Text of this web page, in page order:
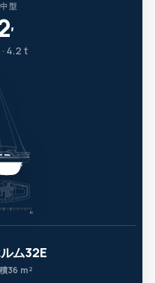
型
′
4.2 t
ム32E
36 m²